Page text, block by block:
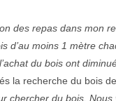
des repas dans mon
d’au moins 1 mètre
du bois ont
la recherche du bois
chercher du bois.